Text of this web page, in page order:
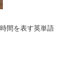
間を表す英単語